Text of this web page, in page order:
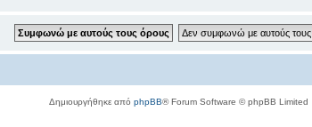
Δημιουργήθηκε από phpBB® Forum Software © phpBB Limited